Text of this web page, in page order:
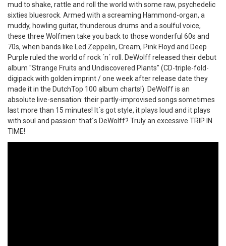
mud to shake, rattle and roll the world with some raw, psychedelic
sixties bluesrock. Armed with a screaming Hammond-organ, a
muddy, howling guitar, thunderous drums and a soulful voice,
these three Wolfmen take you back to those wonderful 60s and
70s, when bands like Led Zeppelin, Cream, Pink Floyd and Deep
Purple ruled the world of rock ´n´ roll. DeWolff released their debut
album "Strange Fruits and Undiscovered Plants" (CD-triple-fold-
digipack with golden imprint / one week after release date they
made it in the DutchTop 100 album charts!). DeWolff is an
absolute live-sensation: their partly-improvised songs sometimes
last more than 15 minutes! It´s got style, it plays loud and it plays
with soul and passion: that´s DeWolff? Truly an excessive TRIP IN
TIME!